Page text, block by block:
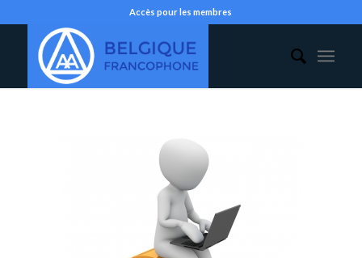
Accès pour les membres